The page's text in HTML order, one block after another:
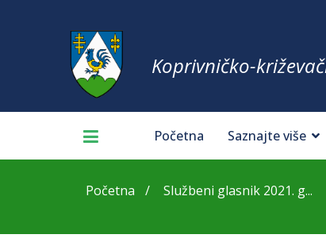
Koprivničko-
Početna Saznajte više
Početna Službeni glasnik 2021. g...